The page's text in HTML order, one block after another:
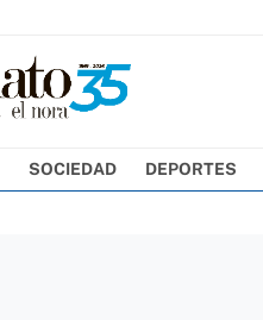
SOCIEDAD DEPORTES